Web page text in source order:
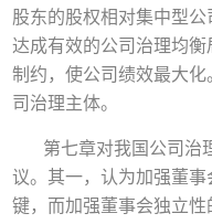
股东的股权相对集中型
达成有效的公司治理均
制约，使公司绩效最大
司治理主体。
第七章对我国公司治
议。其一，认为加强董
键，而加强董事会独立